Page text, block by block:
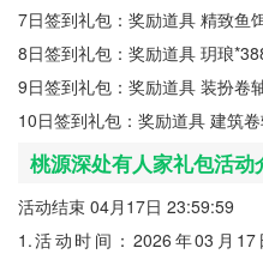
7日签到礼包：奖励道具 精致鱼
8日签到礼包：奖励道具 玥琅
9日签到礼包：奖励道具 装扮卷
10日签到礼包：奖励道具 建筑卷
桃源深处有人家礼包活动
活动结束 04月17日 23:59:59
1.活动时间：2026年03月